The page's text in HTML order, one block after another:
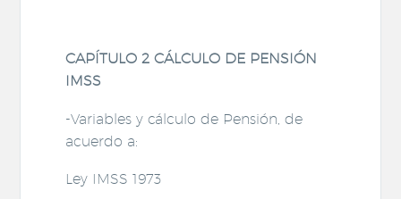
CAPÍTULO 2 CÁLCULO DE PENSIÓN
IMSS
-Variables y cálculo de Pensión, de
acuerdo a:
Ley IMSS 1973